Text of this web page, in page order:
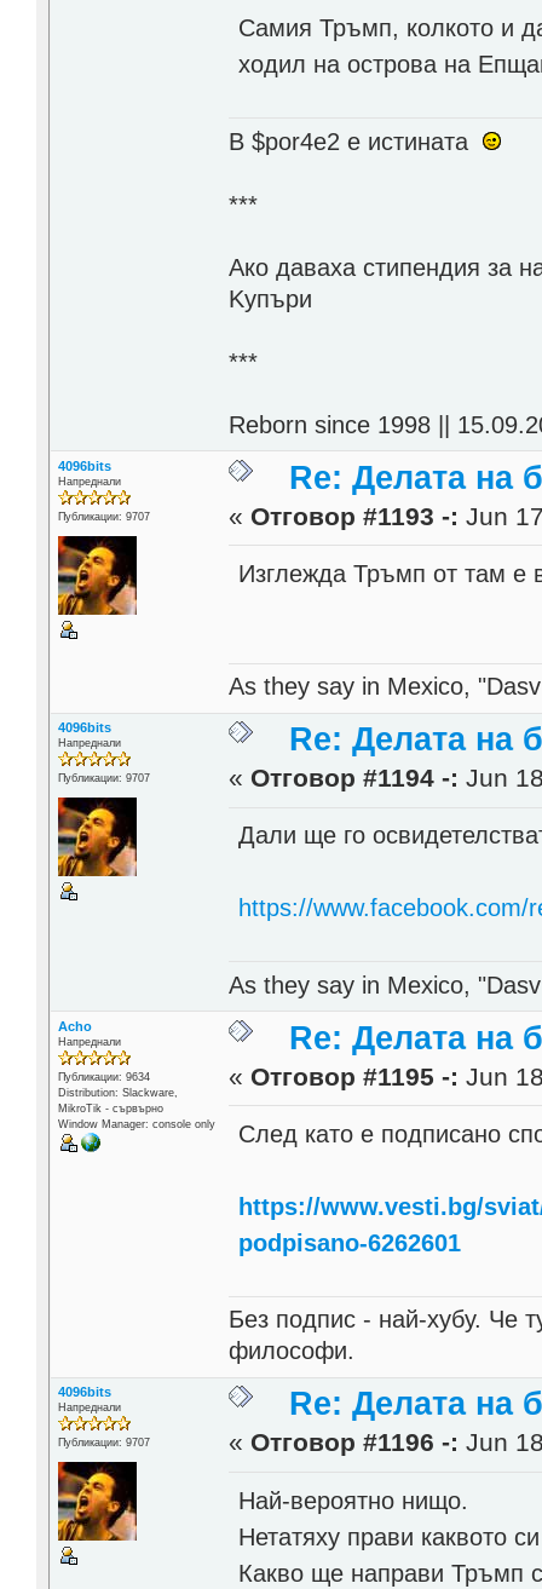
Самия Тръмп, колкото и
ходил на острова на
В $por4e2 e истината
***
Aко даваха стипендия за
Kупъри
***
Reborn since 1998 ||
4096bits
Напреднали
Публикации: 9707
Re: Делата на
« Отговор #1193 -: Jun
Изглежда Тръмп от там е
As they say in Mexico,
4096bits
Напреднали
Публикации: 9707
Re: Делата на
« Отговор #1194 -: Jun
Дали ще го
https://www.facebook.com/
As they say in Mexico,
Acho
Напреднали
Публикации: 9634
Distribution: Slackware,
MikroTik - сървърно
Window Manager: console only
Re: Делата на
« Отговор #1195 -: Jun
След като е подписано
https://www.vesti.bg/
podpisano-6262601
Без подпис - най-хубу. Че
философи.
4096bits
Напреднали
Публикации: 9707
Re: Делата на
« Отговор #1196 -: Jun
Най-вероятно нищо.
Нетатяху прави каквото
Какво ще направи Тръмп